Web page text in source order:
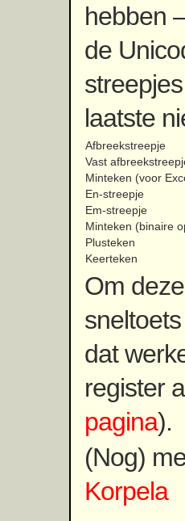
hebben
de
laatste
Afbreekstreepje
Vast
Minteken (voor
En-streepje
Em-streepje
Minteken (binaire
Plusteken
Keerteken
Om
dat
register
pagina).
(Nog)
Korpela